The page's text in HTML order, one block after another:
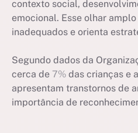
contexto social,
emocional. Esse olhar
inadequados e orienta
Segundo dados da
cerca de 7% das crianças e
apresentam transtornos de
importância de